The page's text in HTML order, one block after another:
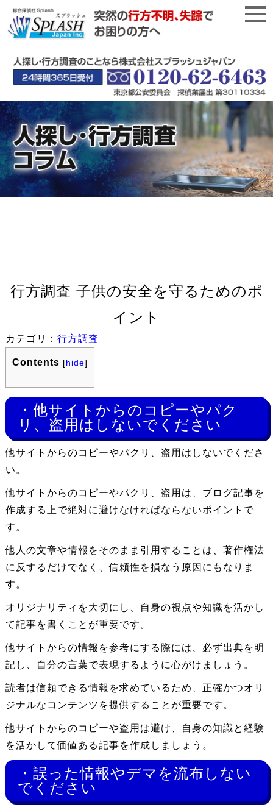
行方調査 子供の安全を守るためのポ
イント
カテゴリ： 行方調査
Contents [hide]
・他サイトからのコピーやパク
リ、盗用はしないでください
他サイトからのコピーやパクリ、盗用はしないでくださ
い。
他サイトからのコピーやパクリ、盗用は、ブログ記事を
作成する上で絶対に避けなければならないポイントで
す。
他人の文章や情報をそのまま引用することは、著作権法
に反するだけでなく、信頼性を損なう原因にもなりま
す。
オリジナリティを大切にし、自身の視点や知識を活かし
て記事を書くことが重要です。
他サイトからの情報を参考にする際には、必ず出典を明
記し、自分の言葉で表現するように心がけましょう。
読者は信頼できる情報を求めているため、正確かつオリ
ジナルなコンテンツを提供することが重要です。
他サイトからのコピーや盗用は避け、自身の知識と経験
を活かして価値ある記事を作成しましょう。
・誤った情報やデマを流布しない
でください